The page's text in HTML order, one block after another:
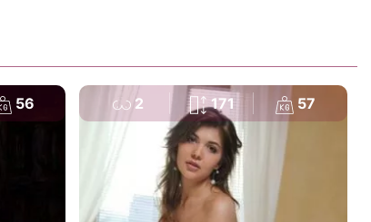
56 2 171 57